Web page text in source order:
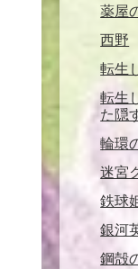
薬屋
西野
転生
転生
た隠
輪環
迷宮
鉄球
銀河
鋼殻